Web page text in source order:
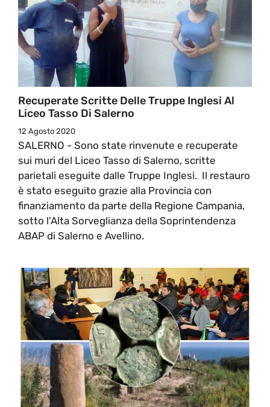
Recuperate Scritte Delle Truppe Inglesi Al
Liceo Tasso Di Salerno
12 Agosto 2020
SALERNO - Sono state rinvenute e recuperate
sui muri del Liceo Tasso di Salerno, scritte
parietali eseguite dalle Truppe Inglesi. Il restauro
è stato eseguito grazie alla Provincia con
finanziamento da parte della Regione Campania,
sotto l'Alta Sorveglianza della Soprintendenza
ABAP di Salerno e Avellino.